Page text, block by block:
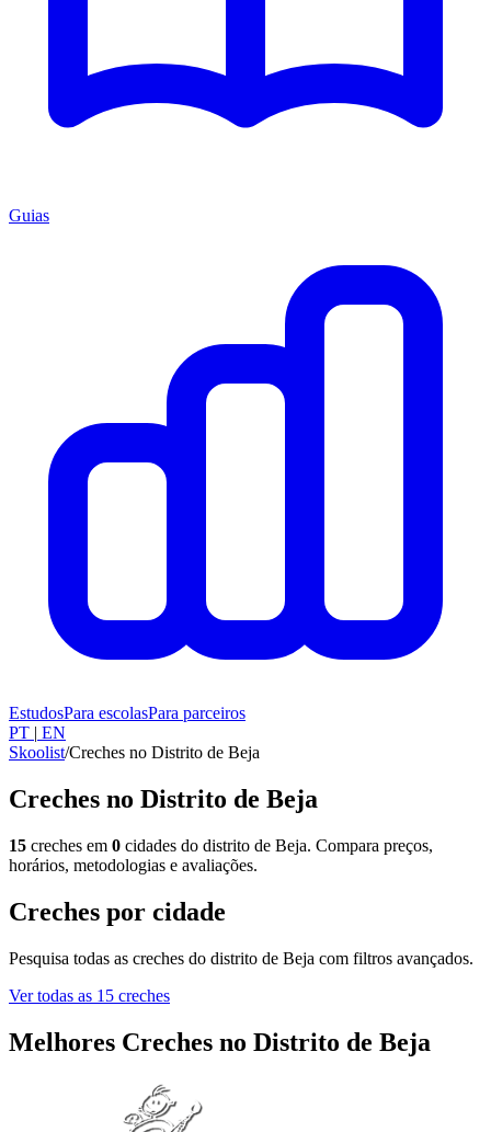
Guias
EstudosPara escolasPara parceiros
PT | EN
Skoolist/Creches no Distrito de Beja
Creches no Distrito de Beja
15 creches em 0 cidades do distrito de Beja. Compara preços,
horários, metodologias e avaliações.
Creches por cidade
Pesquisa todas as creches do distrito de Beja com filtros avançados.
Ver todas as 15 creches
Melhores Creches no Distrito de Beja